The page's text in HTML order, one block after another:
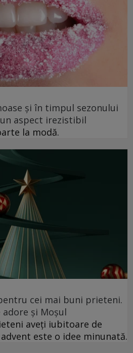
şi în timpul sezonului
aspect irezistibil
la modă.
cei mai buni prieteni.
adore și Moșul
aveți iubitoare de
este o idee minunată.